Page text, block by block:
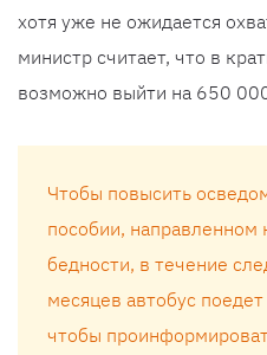
хотя уже не ожидается
министр считает, что в
возможно выйти на 650
Чтобы повысить
пособии, направленном
бедности, в течение
месяцев автобус
чтобы